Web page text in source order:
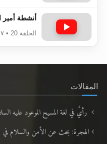
أنشطة أمير
الحلقة 20 • ٧ يناير ٢٠٢٦
المقالات
رأيٌ في لغة المسيح الموعود عليه
الهجرة: بحث عن الأمن والسلام